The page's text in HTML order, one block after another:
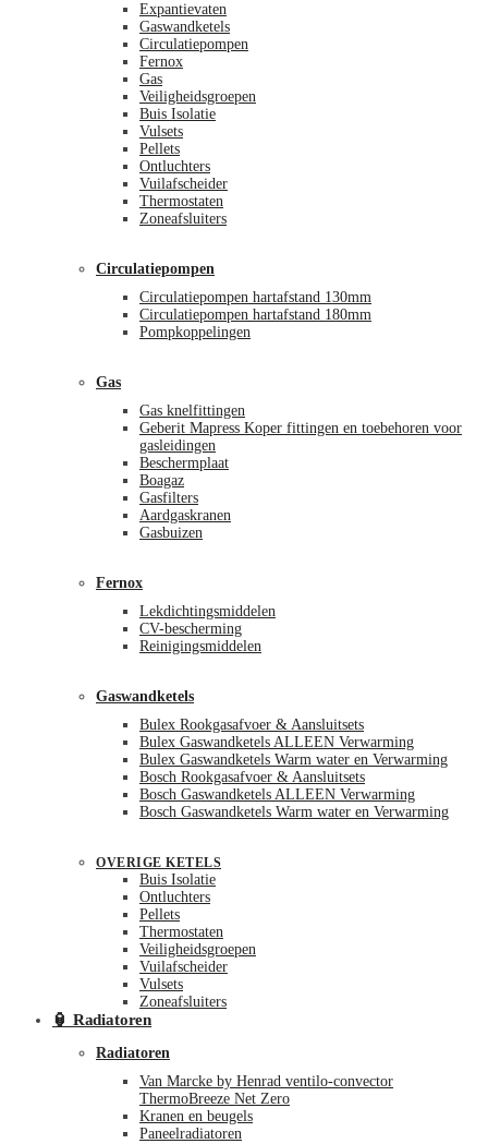
Expantievaten
Gaswandketels
Circulatiepompen
Fernox
Gas
Veiligheidsgroepen
Buis Isolatie
Vulsets
Pellets
Ontluchters
Vuilafscheider
Thermostaten
Zoneafsluiters
Circulatiepompen
Circulatiepompen hartafstand 130mm
Circulatiepompen hartafstand 180mm
Pompkoppelingen
Gas
Gas knelfittingen
Geberit Mapress Koper fittingen en toebehoren voor
gasleidingen
Beschermplaat
Boagaz
Gasfilters
Aardgaskranen
Gasbuizen
Fernox
Lekdichtingsmiddelen
CV-bescherming
Reinigingsmiddelen
Gaswandketels
Bulex Rookgasafvoer & Aansluitsets
Bulex Gaswandketels ALLEEN Verwarming
Bulex Gaswandketels Warm water en Verwarming
Bosch Rookgasafvoer & Aansluitsets
Bosch Gaswandketels ALLEEN Verwarming
Bosch Gaswandketels Warm water en Verwarming
OVERIGE KETELS
Buis Isolatie
Ontluchters
Pellets
Thermostaten
Veiligheidsgroepen
Vuilafscheider
Vulsets
Zoneafsluiters
🏮 Radiatoren
Radiatoren
Van Marcke by Henrad ventilo-convector
ThermoBreeze Net Zero
Kranen en beugels
Paneelradiatoren